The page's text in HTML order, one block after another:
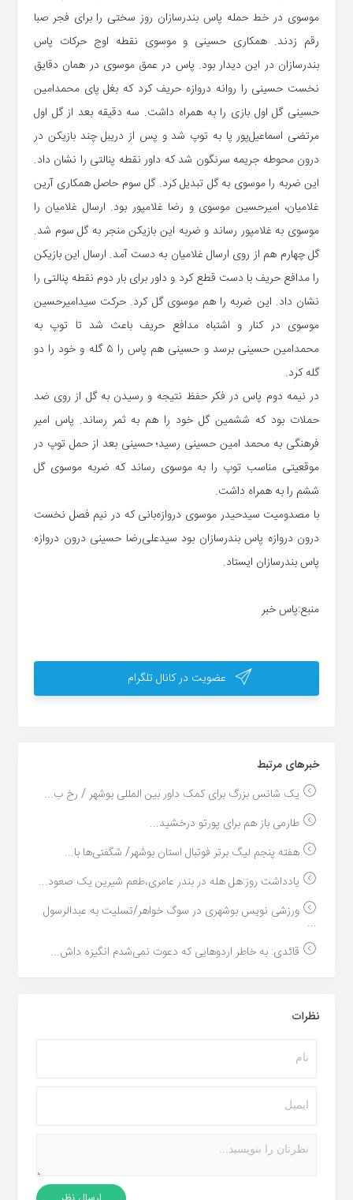
موسوی در خط حمله پاس بندرسازان روز سختی را برای فجر صبا
رقم زدند. همکاری حسینی و موسوی نقطه اوج حرکات پاس
بندرسازان در این دیدار بود. پاس در عمق موسوی در همان دقایق
نخست حسینی را روانه دروازه حریف کرد که بغل پای محمدامین
حسینی گل اول بازی را به همراه داشت. سه دقیقه بعد از گل اول
مرتضی اسماعیل‌پور پا به توپ شد و پس از دریبل چند بازیکن در
درون محوطه جریمه سرنگون شد که داور نقطه پنالتی را نشان داد.
این ضربه را موسوی به گل تبدیل کرد. گل سوم حاصل همکاری آرین
غلامیان، امیرحسین موسوی و رضا غلامپور بود. ارسال غلامیان را
موسوی به غلامپور رساند و ضربه این بازیکن منجر به گل سوم شد.
گل چهارم هم از روی ارسال غلامیان به دست آمد. ارسال این بازیکن
را مدافع حریف با دست قطع کرد و داور برای بار دوم نقطه پنالتی را
نشان داد. این ضربه را هم موسوی گل کرد. حرکت سیدامیرحسین
موسوی در کنار و اشتباه مدافع حریف باعث شد تا توپ به
محمدامین حسینی برسد و حسینی هم پاس را ۵ گله و خود را دو
گله کرد.
در نیمه دوم پاس در فکر حفظ نتیجه و رسیدن به گل از روی ضد
حملات بود که ششمین گل خود را هم به ثمر رساند. پاس امیر
فرهنگی به محمد امین حسینی رسید؛ حسینی بعد از حمل توپ در
موقعیتی مناسب توپ را به موسوی رساند که ضربه موسوی گل
ششم را به همراه داشت.
با مصدومیت سیدحیدر موسوی دروازه‌بانی که در نیم فصل نخست
درون دروازه پاس بندرسازان بود سیدعلی‌رضا حسینی درون دروازه
پاس بندرسازان ایستاد.
منبع:پاس خبر
عضویت در کانال تلگرام
خبر‌های مرتبط
یک شانس بزرگ برای کمک داور بین المللی بوشهر / رخ ب...
طارمی باز هم برای پورتو درخشید...
هفته پنجم لیگ برتر فوتبال استان بوشهر/ شگفتی‌ها با...
یادداشت روز:هل هله در بندر عامری،طعم شیرین یک صعود...
ورزشی نویس بوشهری در سوگ خواهر/تسلیت به عبدالرسول
...
قائدی: به خاطر اردوهایی که دعوت نمی‌شدم انگیزه داش...
نظرات